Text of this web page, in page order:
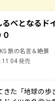
るべとなるド
旅の名言＆絶景
発売
た「地球の歩